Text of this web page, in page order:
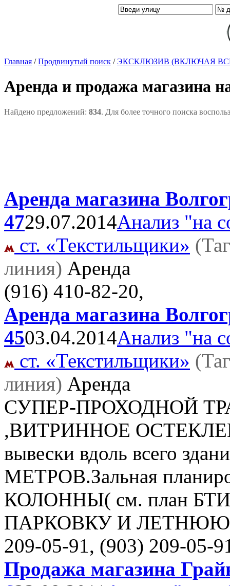
Главная /Продвинутый поиск /ЭКСКЛЮЗИВ (ВКЛЮЧАЯ
Аренда и продажа магазина
Найдено предложений: 834. Для более точного поиска
Аренда магазина
4729.07.2014Анализ "на
ст. «Текстильщики»
линия) Аренда
(916) 410-82-20,
Аренда магазина
4503.04.2014Анализ "на
ст. «Текстильщики»
линия) Аренда
СУПЕР-ПРОХОДНОЙ
,ВИТРИННОЕ
вывески вдоль всего
МЕТРОВ.Зальная
КОЛОННЫ( см. план
ПАРКОВКУ И ЛЕТНЮЮ
209-05-91, (903) 209-05-
Продажа магазина